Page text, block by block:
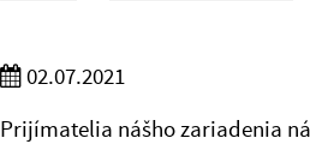
02.07.2021
Prijímatelia nášho zariadenia